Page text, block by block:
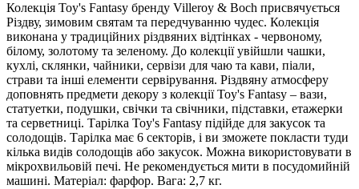
Колекція Toy's Fantasy бренду Villeroy & Boch присвячується
Різдву, зимовим святам та передчуванню чудес. Колекція
виконана у традиційних різдвяних відтінках - червоному,
білому, золотому та зеленому. До колекції увійшли чашки,
кухлі, склянки, чайники, сервізи для чаю та кави, піали,
страви та інші елементи сервірування. Різдвяну атмосферу
доповнять предмети декору з колекції Toy's Fantasy – вази,
статуетки, подушки, свічки та свічники, підставки, етажерки
та серветниці. Тарілка Toy's Fantasy підійде для закусок та
солодощів. Тарілка має 6 секторів, і ви зможете покласти туди
кілька видів солодощів або закусок. Можна використовувати в
мікрохвильовій печі. Не рекомендується мити в посудомийній
машині. Матеріал: фарфор. Вага: 2,7 кг.